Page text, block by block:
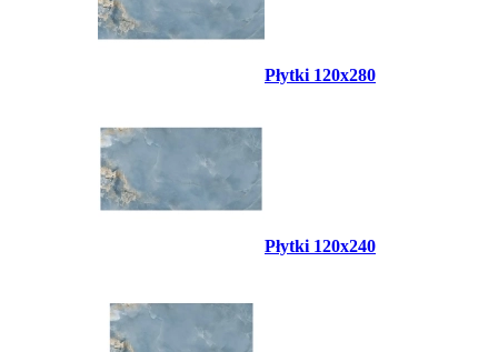
Płytki 120x280
Płytki 120x240